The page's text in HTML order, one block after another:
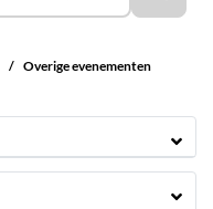
Overige evenementen